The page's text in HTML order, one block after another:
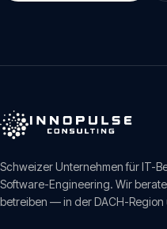
Schweizer Unternehmen für IT-
Software-Engineering. Wir
betreiben — in der DACH-Region